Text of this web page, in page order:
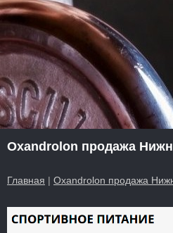
Oxandrolon продажа
Главная | Oxandrolon продажа